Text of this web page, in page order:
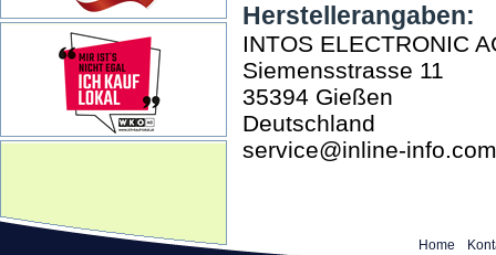
Herstellerangaben:
INTOS ELECTRONIC
Siemensstrasse 11
35394 Gießen
Deutschland
service@inline-info.com
Home